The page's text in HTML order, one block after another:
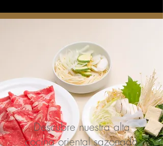
Descubre nuestra alta
cocina oriental sazonada